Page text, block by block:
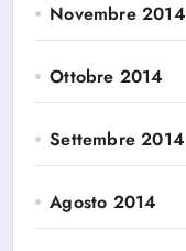
Novembre 2014
Ottobre 2014
Settembre 2014
Agosto 2014